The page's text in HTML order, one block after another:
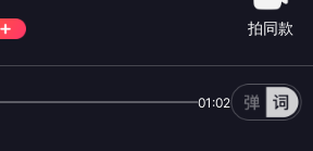
拍同款
01:02